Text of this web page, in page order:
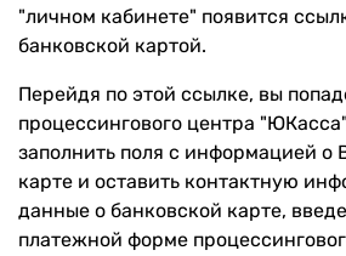
"личном кабинете" появится
банковской картой.
Перейдя по этой ссылке, вы
процессингового центра
заполнить поля с информацией о
карте и оставить контактную
данные о банковской карте,
платежной форме